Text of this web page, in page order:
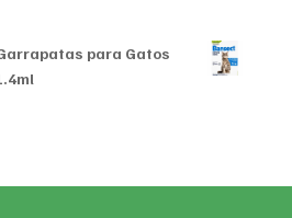
para Gatos